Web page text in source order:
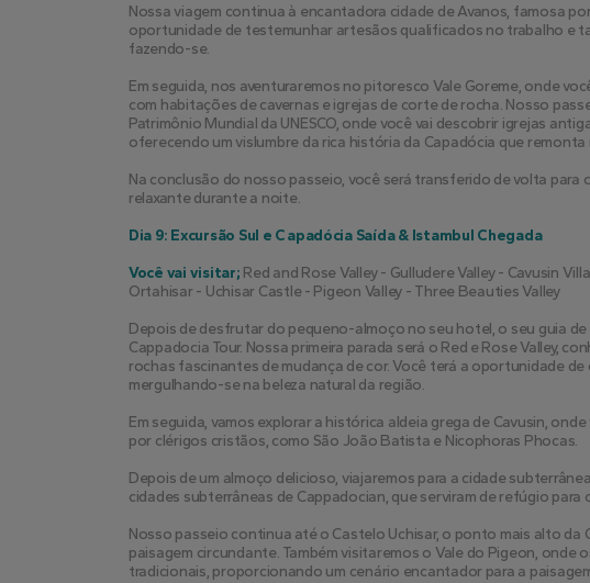
Nossa viagem continua à encantadora cidade de Avanos, famosa
oportunidade de testemunhar artesãos qualificados no trabalho e
fazendo-se.
Em seguida, nos aventuraremos no pitoresco Vale Goreme, onde
com habitações de cavernas e igrejas de corte de rocha. Nosso
Patrimônio Mundial da UNESCO, onde você vai descobrir igrejas
oferecendo um vislumbre da rica história da Capadócia que remonta
Na conclusão do nosso passeio, você será transferido de volta para
relaxante durante a noite.
Dia 9: Excursão Sul e Capadócia Saída & Istambul Chegada
Você vai visitar; Red and Rose Valley - Gulludere Valley - Cavusin
Ortahisar - Uchisar Castle - Pigeon Valley - Three Beauties Valley
Depois de desfrutar do pequeno-almoço no seu hotel, o seu guia
Cappadocia Tour. Nossa primeira parada será o Red e Rose Valley,
rochas fascinantes de mudança de cor. Você terá a oportunidade
mergulhando-se na beleza natural da região.
Em seguida, vamos explorar a histórica aldeia grega de Cavusin,
por clérigos cristãos, como São João Batista e Nicophoras Phocas.
Depois de um almoço delicioso, viajaremos para a cidade
cidades subterrâneas de Cappadocian, que serviram de refúgio
Nosso passeio continua até o Castelo Uchisar, o ponto mais alto
paisagem circundante. Também visitaremos o Vale do Pigeon, onde
tradicionais, proporcionando um cenário encantador para a